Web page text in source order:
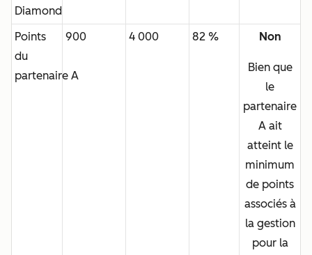
Diamond
Points
du
partenaire A
900 4 000 82 % Non
Bien que
le
partenaire
A ait
atteint le
minimum
de points
associés à
la gestion
pour la